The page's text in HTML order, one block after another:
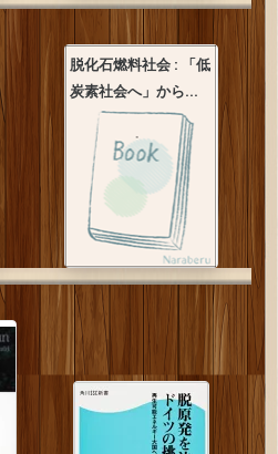
脱化石燃料社会 : 「低
炭素社会へ」から...